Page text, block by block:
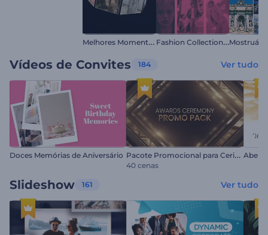
M
elhores Momentos da Galeria F
ashion Collection Reel
Vídeos de Convites 184 Ver tudo
Doces Memórias de Aniversário P
acote Promocional para Cerimônia de Premiação
40 cenas
Slideshow 161 Ver tudo